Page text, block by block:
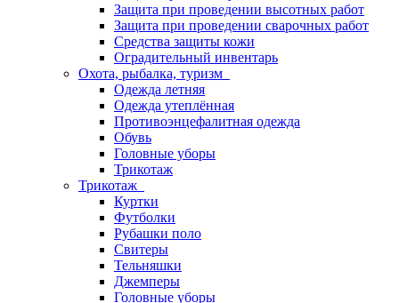
Защита при проведении высотных работ
Защита при проведении сварочных работ
Средства защиты кожи
Оградительный инвентарь
Охота, рыбалка, туризм
Одежда летняя
Одежда утеплённая
Противоэнцефалитная одежда
Обувь
Головные уборы
Трикотаж
Трикотаж
Куртки
Футболки
Рубашки поло
Свитеры
Тельняшки
Джемперы
Головные уборы